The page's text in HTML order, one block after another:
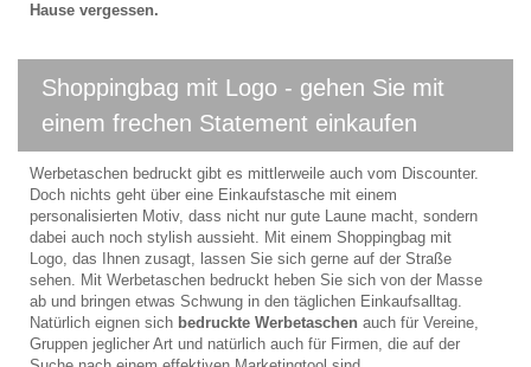
Hause vergessen.
Shoppingbag mit Logo - gehen Sie mit
einem frechen Statement einkaufen
Werbetaschen bedruckt gibt es mittlerweile auch vom Discounter.
Doch nichts geht über eine Einkaufstasche mit einem
personalisierten Motiv, dass nicht nur gute Laune macht, sondern
dabei auch noch stylish aussieht. Mit einem Shoppingbag mit
Logo, das Ihnen zusagt, lassen Sie sich gerne auf der Straße
sehen. Mit Werbetaschen bedruckt heben Sie sich von der Masse
ab und bringen etwas Schwung in den täglichen Einkaufsalltag.
Natürlich eignen sich bedruckte Werbetaschen auch für Vereine,
Gruppen jeglicher Art und natürlich auch für Firmen, die auf der